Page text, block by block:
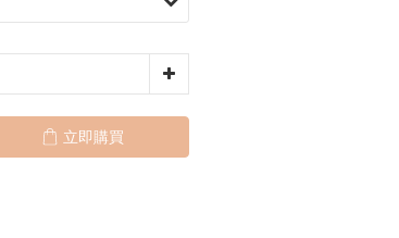
立即購買